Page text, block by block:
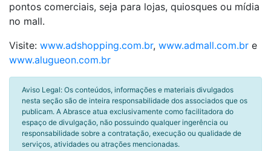
pontos comerciais, seja para lojas, quiosques ou mídia
no mall.
Visite: www.adshopping.com.br, www.admall.com.br e
www.alugueon.com.br
Aviso Legal: Os conteúdos, informações e materiais divulgados
nesta seção são de inteira responsabilidade dos associados que os
publicam. A Abrasce atua exclusivamente como facilitadora do
espaço de divulgação, não possuindo qualquer ingerência ou
responsabilidade sobre a contratação, execução ou qualidade de
serviços, atividades ou atrações mencionadas.